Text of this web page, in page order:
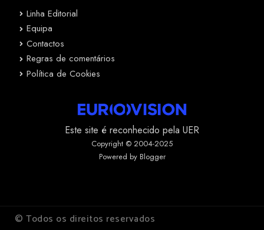
Linha Editorial
Equipa
Contactos
Regras de comentários
Política de Cookies
Este site é reconhecido pela UER
Copyright © 2004-2025
Powered by Blogger
© Todos os direitos reservados